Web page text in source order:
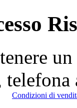
un
Condizioni di